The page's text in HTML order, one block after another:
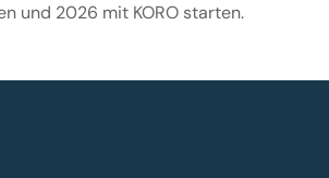
und 2026 mit KORO starten.